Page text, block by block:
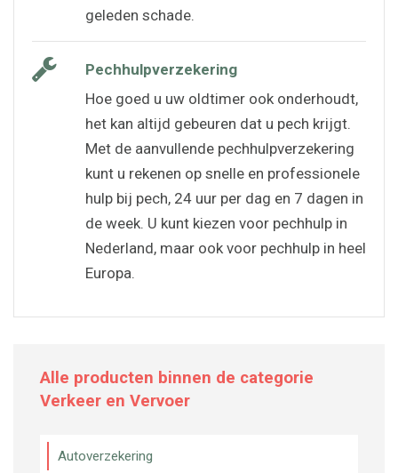
geleden schade.
Pechhulpverzekering
Hoe goed u uw oldtimer ook onderhoudt,
het kan altijd gebeuren dat u pech krijgt.
Met de aanvullende pechhulpverzekering
kunt u rekenen op snelle en professionele
hulp bij pech, 24 uur per dag en 7 dagen in
de week. U kunt kiezen voor pechhulp in
Nederland, maar ook voor pechhulp in heel
Europa.
Alle producten binnen de categorie
Verkeer en Vervoer
Autoverzekering